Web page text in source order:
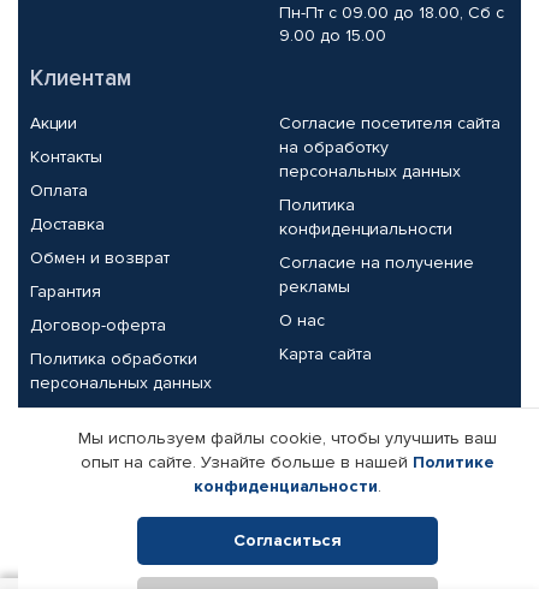
Пн-Пт с 09.00 до 18.00, Сб с
9.00 до 15.00
Клиентам
Акции
Контакты
Оплата
Доставка
Обмен и возврат
Гарантия
Договор-оферта
Политика обработки
персональных данных
Согласие посетителя сайта
на обработку
персональных данных
Политика
конфиденциальности
Согласие на получение
рекламы
О нас
Карта сайта
Партнерам
Корпоративным клиентам
Поставщикам
Реквизиты компании
Мы используем файлы cookie, чтобы улучшить ваш
опыт на сайте. Узнайте больше в нашей Политике
конфиденциальности.
Согласиться